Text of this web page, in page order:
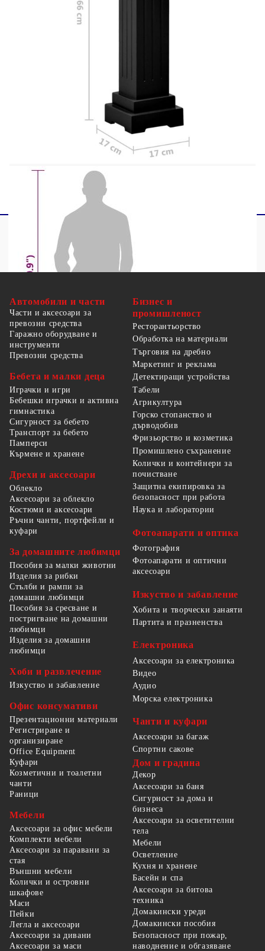
класически дизайн ще се превърне в красиво
допълнение към вашата спалня, всекидневна,
вътрешен двор, коридор или сватбена зала.
лесно с влажна кърпа.
Общи размери: 17 x 17 x 66 cм (Д x Ш x В)
Необходим е монтаж
Автомобили и части
Части и аксесоари за
превозни средства
Гаражно оборудване и
инструменти
Превозни средства
Бебета и малки деца
Играчки и игри
Бебешки играчки и активна
гимнастика
Сигурност за бебето
Транспорт за бебето
Памперси
Кърмене и хранене
Дрехи и аксесоари
Облекло
Аксесоари за облекло
Костюми и аксесоари
Ръчни чанти, портфейли и
куфари
За домашните любимци
Пособия за малки животни
Изделия за рибки
Стълби и рампи за
домашни любимци
Пособия за сресване и
постригване на домашни
любимци
Изделия за домашни
любимци
Хоби и развлечение
Изкуство и забавление
Офис консумативи
Презентационни материали
Регистриране и
организиране
Office Equipment
Бизнес и
промишленост
Ресторантьорство
Обработка на материали
Търговия на дребно
Маркетинг и реклама
Детектиращи устройства
Табели
Агрикултура
Горско стопанство и
дърводобив
Фризьорство и козметика
Промишлено съхранение
Колички и контейнери за
почистване
Защитна екипировка за
безопасност при работа
Наука и лаборатории
Фотоапарати и оптика
Фотография
Фотоапарати и оптични
аксесоари
Изкуство и забавление
Хобита и творчески занаяти
Партита и празненства
Електроника
Аксесоари за електроника
Видео
Аудио
Морска електроника
Чанти и куфари
Аксесоари за багаж
Спортни сакове
Куфари
Козметични и тоалетни
чанти
Раници
Мебели
Аксесоари за офис мебели
Комплекти мебели
Аксесоари за паравани за
стая
Външни мебели
Колички и островни
шкафове
Маси
Пейки
Легла и аксесоари
Аксесоари за дивани
Аксесоари за маси
Дом и градина
Декор
Аксесоари за баня
Сигурност за дома и
бизнеса
Аксесоари за осветителни
тела
Мебели
Осветление
Кухня и хранене
Басейн и спа
Аксесоари за битова
техника
Домакински уреди
Домакински пособия
Безопасност при пожар,
наводнение и обгазяване